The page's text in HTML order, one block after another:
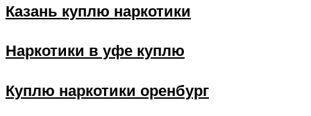
Казань куплю наркотики
Наркотики в уфе куплю
Куплю наркотики оренбург